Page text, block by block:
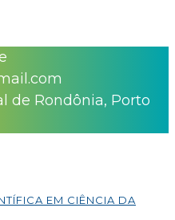
de Rondônia, Porto
EM CIÊNCIA DA